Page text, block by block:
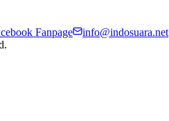
Fanpage
info@indosuara.net